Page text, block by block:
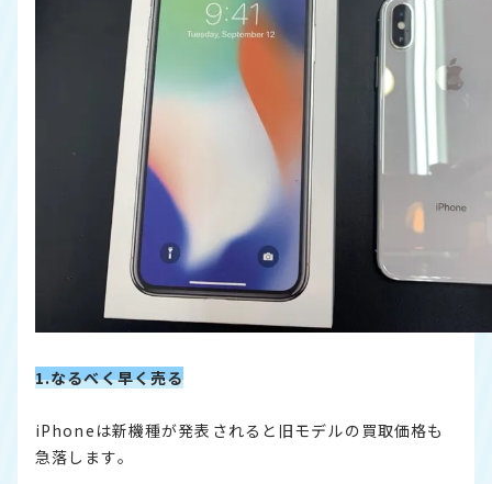
1.なるべく早く売る
iPhoneは新機種が発表されると旧モデルの買取価格も
急落します。